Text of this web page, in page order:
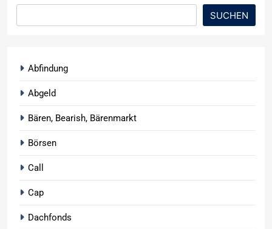
SUCHEN
Abfindung
Abgeld
Bären, Bearish, Bärenmarkt
Börsen
Call
Cap
Dachfonds